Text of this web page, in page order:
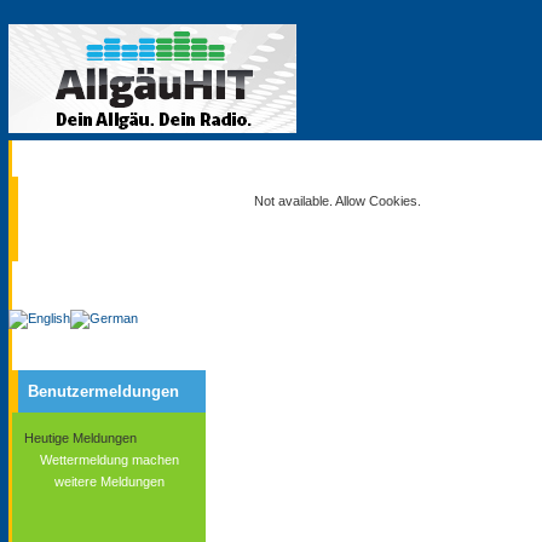
Benutzermeldungen
Heutige Meldungen
Wettermeldung machen
weitere Meldungen
Not available. Allow Cookies.